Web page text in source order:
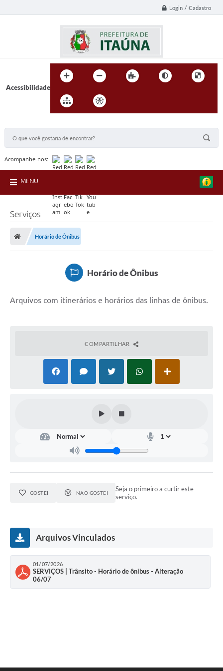
Login / Cadastro
Acessibilidade
Acompanhe-nos:
MENU
Serviços
Horário de Ônibus
Horário de Ônibus
Arquivos com itinerários e horários das linhas de ônibus.
COMPARTILHAR
GOSTEI NÃO GOSTEI
Seja o primeiro a curtir este
serviço.
Arquivos Vinculados
01/07/2026
SERVIÇOS | Trânsito - Horário de ônibus - Alteração
06/07